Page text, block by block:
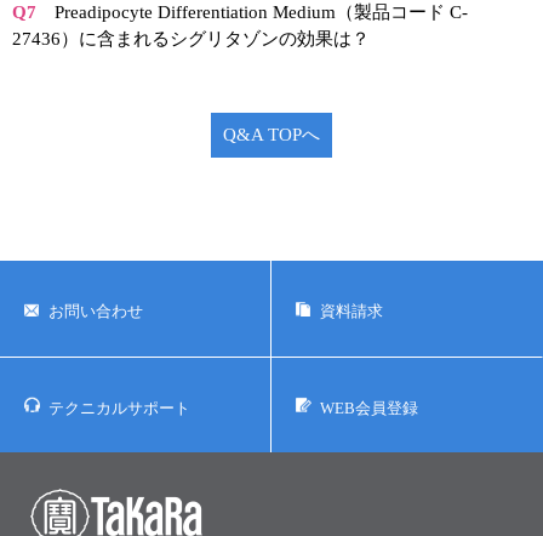
NGSポータルサイト
クローニング実験ガイド
プロトコール集
ユーザーズボイス集
動画ライブラリー
Q7 Preadipocyte Differentiation Medium（製品コード C-
27436）に含まれるシグリタゾンの効果は？
Q&A TOPへ
お問い合わせ 資料請求
テクニカルサポート WEB会員登録